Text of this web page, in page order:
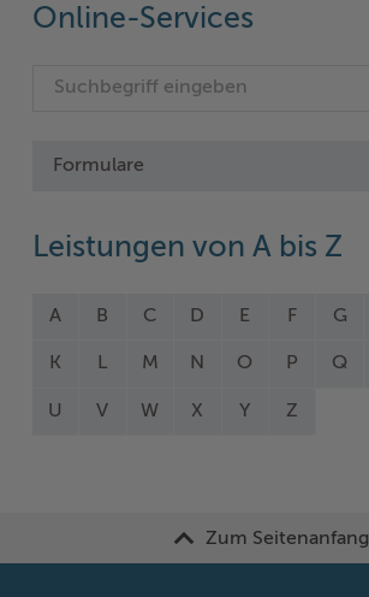
Online-Services
Formulare
Leistungen von A bis Z
A B C D E F G
K L M N O P Q
U V W X Y Z
Zum Seitenanfang